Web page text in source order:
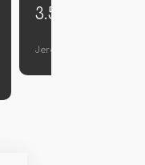
3.5 para
Jerónimo Araña